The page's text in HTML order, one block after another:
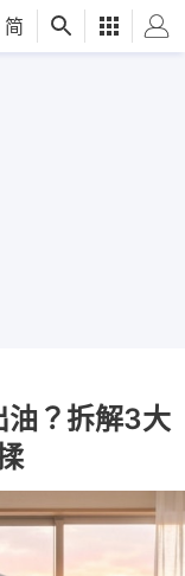
简
油？拆解3大